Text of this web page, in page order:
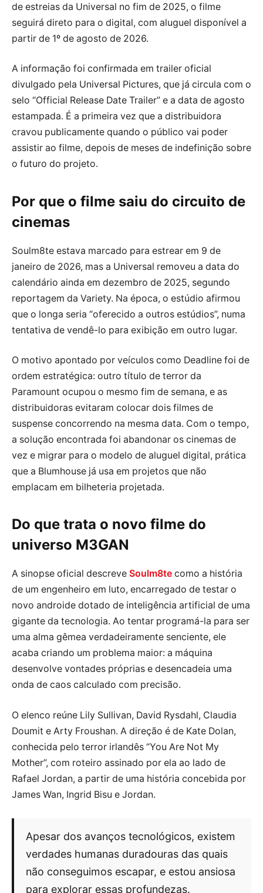
de estreias da Universal no fim de 2025, o filme
seguirá direto para o digital, com aluguel disponível a
partir de 1º de agosto de 2026.
A informação foi confirmada em trailer oficial
divulgado pela Universal Pictures, que já circula com o
selo “Official Release Date Trailer” e a data de agosto
estampada. É a primeira vez que a distribuidora
cravou publicamente quando o público vai poder
assistir ao filme, depois de meses de indefinição sobre
o futuro do projeto.
Por que o filme saiu do circuito de
cinemas
Soulm8te estava marcado para estrear em 9 de
janeiro de 2026, mas a Universal removeu a data do
calendário ainda em dezembro de 2025, segundo
reportagem da Variety. Na época, o estúdio afirmou
que o longa seria “oferecido a outros estúdios”, numa
tentativa de vendê-lo para exibição em outro lugar.
O motivo apontado por veículos como Deadline foi de
ordem estratégica: outro título de terror da
Paramount ocupou o mesmo fim de semana, e as
distribuidoras evitaram colocar dois filmes de
suspense concorrendo na mesma data. Com o tempo,
a solução encontrada foi abandonar os cinemas de
vez e migrar para o modelo de aluguel digital, prática
que a Blumhouse já usa em projetos que não
emplacam em bilheteria projetada.
Do que trata o novo filme do
universo M3GAN
A sinopse oficial descreve Soulm8te como a história
de um engenheiro em luto, encarregado de testar o
novo androide dotado de inteligência artificial de uma
gigante da tecnologia. Ao tentar programá-la para ser
uma alma gêmea verdadeiramente senciente, ele
acaba criando um problema maior: a máquina
desenvolve vontades próprias e desencadeia uma
onda de caos calculado com precisão.
O elenco reúne Lily Sullivan, David Rysdahl, Claudia
Doumit e Arty Froushan. A direção é de Kate Dolan,
conhecida pelo terror irlandês “You Are Not My
Mother”, com roteiro assinado por ela ao lado de
Rafael Jordan, a partir de uma história concebida por
James Wan, Ingrid Bisu e Jordan.
Apesar dos avanços tecnológicos, existem
verdades humanas duradouras das quais
não conseguimos escapar, e estou ansiosa
para explorar essas profundezas.